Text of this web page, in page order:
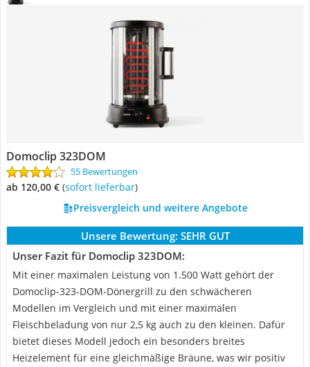
Domoclip 323DOM
55 Bewertungen
ab 120,00 € ( Sofort lieferbar)
Preisvergleich und weitere Angebote
Unsere Bewertung: SEHR GUT
Unser Fazit für Domoclip 323DOM:
Mit einer maximalen Leistung von 1.500 Watt gehört der
Domoclip-323-DOM-Dönergrill zu den schwächeren
Modellen im Vergleich und mit einer maximalen
Fleischbeladung von nur 2,5 kg auch zu den kleinen. Dafür
bietet dieses Modell jedoch ein besonders breites
Heizelement für eine gleichmäßige Bräune, was wir positiv